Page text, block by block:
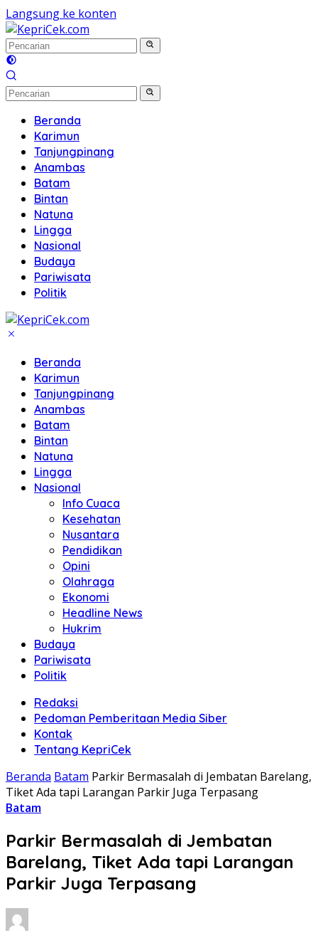
Langsung ke konten
Beranda
Karimun
Tanjungpinang
Anambas
Batam
Bintan
Natuna
Lingga
Nasional
Budaya
Pariwisata
Politik
Beranda
Karimun
Tanjungpinang
Anambas
Batam
Bintan
Natuna
Lingga
Nasional
Info Cuaca
Kesehatan
Nusantara
Pendidikan
Opini
Olahraga
Ekonomi
Headline News
Hukrim
Budaya
Pariwisata
Politik
Redaksi
Pedoman Pemberitaan Media Siber
Kontak
Tentang KepriCek
Beranda Batam Parkir Bermasalah di Jembatan Barelang,
Tiket Ada tapi Larangan Parkir Juga Terpasang
Batam
Parkir Bermasalah di Jembatan
Barelang, Tiket Ada tapi Larangan
Parkir Juga Terpasang